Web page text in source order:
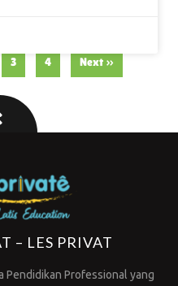
3 4 Next »
– LES PRIVAT
Pendidikan Professional yang